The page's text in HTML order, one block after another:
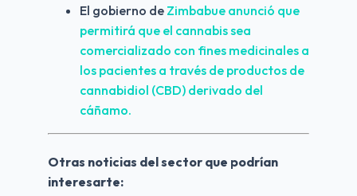
El gobierno de Zimbabue anunció que
permitirá que el cannabis sea
comercializado con fines medicinales a
los pacientes a través de productos de
cannabidiol (CBD) derivado del
cáñamo.
Otras noticias del sector que podrían
interesarte: